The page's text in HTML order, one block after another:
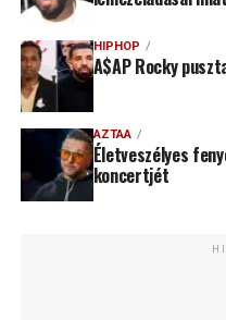
HIPHOP
A$AP Rocky
AZTAA
Életveszélyes
koncertjét